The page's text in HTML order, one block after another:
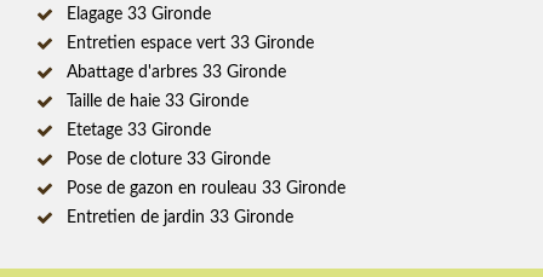
Elagage 33 Gironde
Entretien espace vert 33 Gironde
Abattage d'arbres 33 Gironde
Taille de haie 33 Gironde
Etetage 33 Gironde
Pose de cloture 33 Gironde
Pose de gazon en rouleau 33 Gironde
Entretien de jardin 33 Gironde